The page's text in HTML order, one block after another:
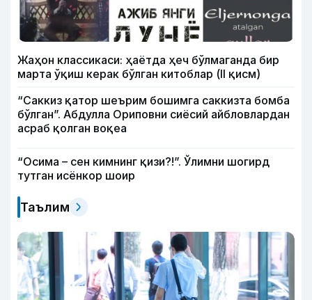
Жаҳон классикаси: ҳаётда ҳеч бўлмаганда бир
марта ўқиш керак бўлган китоблар (II қисм)
“Саккиз қатор шеърим бошимга саккизта бомба
бўлган”. Абдулла Ориповни сиёсий айбловлардан
асраб қолган воқеа
“Осима – сен кимнинг қизи?!”. Ўлимни шогирд
тутган исёнкор шоир
Таълим